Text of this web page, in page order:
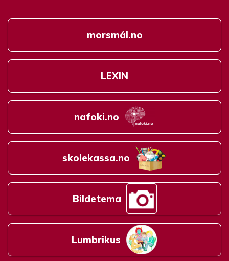
morsmål.no
LEXIN
nafoki.no
skolekassa.no
Bildetema
Lumbrikus